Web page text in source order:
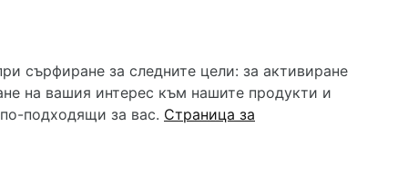
все че се полагат всички усилия за обновяване и
и самолечението могат да бъдат опасни за
помощ!
сърфиране за следните цели: за активиране
на вашия интерес към нашите продукти и
подходящи за вас. Страница за